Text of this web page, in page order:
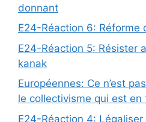
donnant
E24-Réaction 6: Réforme
E24-Réaction 5: Résister
kanak
Européennes: Ce n’est
le collectivisme qui est en
E24-Réaction 4: